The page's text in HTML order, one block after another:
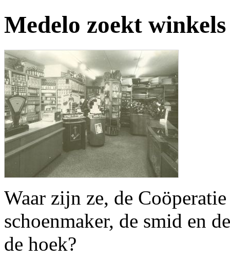
Medelo zoekt
Waar zijn ze, de
schoenmaker, de smid en
de hoek?